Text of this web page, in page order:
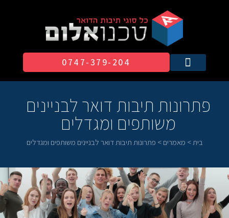
0747-379-204​
פתרונות תיבות דואר לבניינים
משותפים ומגדלים
בית> מאמרים > פתרונות תיבות דואר לבניינים משותפים ומגדלים